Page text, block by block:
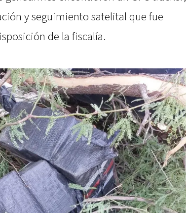
y seguimiento satelital que fue
de la fiscalía.